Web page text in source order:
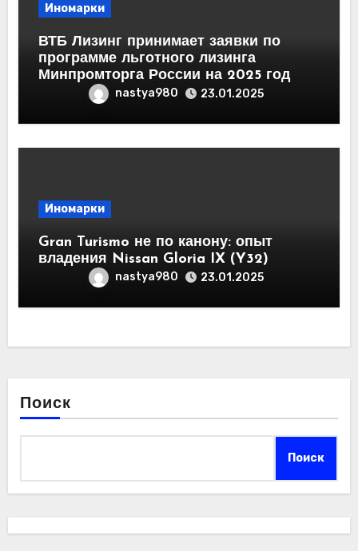
Иномарки
ВТБ Лизинг принимает заявки по
программе льготного лизинга
Минпромторга России на 2025 год
nastya980 23.01.2025
Иномарки
Gran Turismo не по канону: опыт
владения Nissan Gloria IX (Y32)
nastya980 23.01.2025
Поиск
Поиск